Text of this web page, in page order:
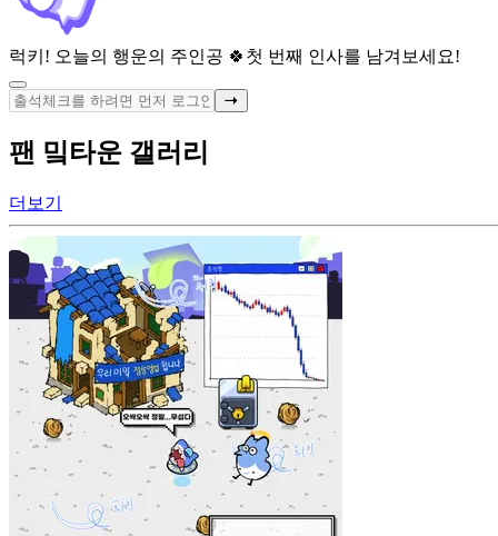
럭키! 오늘의 행운의 주인공 🍀 첫 번째 인사를 남겨보세요!
팬 밐타운 갤러리
더보기